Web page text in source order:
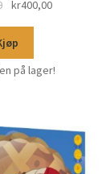
kr400,00
på lager!